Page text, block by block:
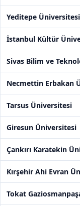
Yeditepe Üniversitesi
İstanbul Kültür
Sivas Bilim ve
Necmettin Erbakan
Tarsus Üniversitesi
Giresun Üniversitesi
Çankırı Karatekin
Kırşehir Ahi Evran
Tokat